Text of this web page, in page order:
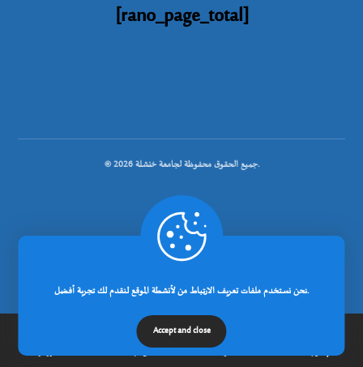
[rano_page_total]
© جميع الحقوق محفوظة لجامعة خنشلة 2026.
.
الرئيسية عن الجامعة مدونة إتصل بنا
نحن نستخدم ملفات تعريف الارتباط من لأنشطة الموقع لنقدم لك تجربة أفضل.
Accept and close